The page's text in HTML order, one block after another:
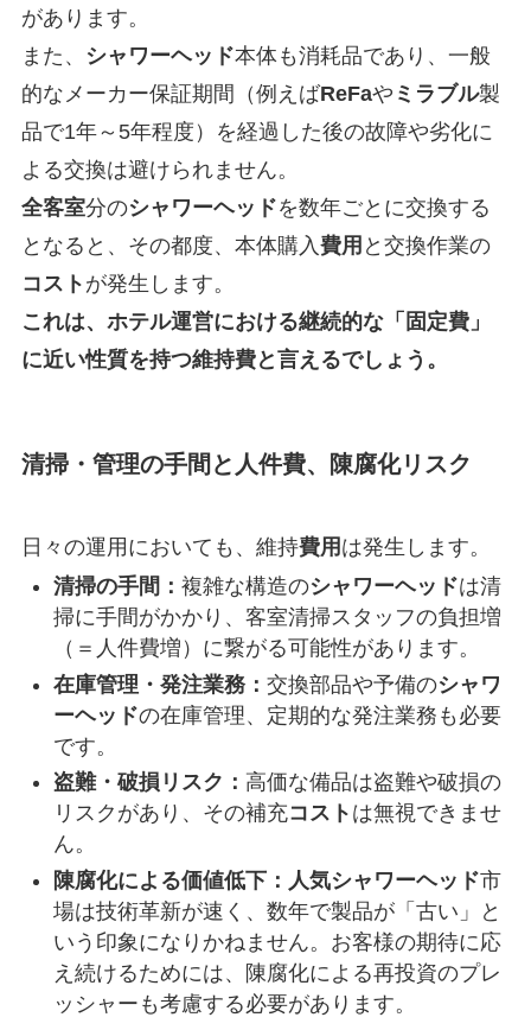
があります。
また、
シャワーヘッド本体も消耗品であり、一般
的なメーカー保証期間（例えばReFaや ミラブル製
品で1年～5年程度）を経過した後の故障や劣化に
よる交換は避けられません。
全客室分のシャワーヘッドを数年ごとに交換する
となると、その都度、本体購入費用 と交換作業の
コスト が発生します。
これは、ホテル運営における継続的な「固定費」
に近い性質を持つ維持費と言えるでしょう。
清掃・管理の手間と人件費、陳腐化リスク
日々の運用においても、維持費用 は発生します。
清掃の手間： 複雑な構造のシャワーヘッドは清
掃に手間がかかり、客室清掃スタッフの負担増
（＝人件費増）に繋がる可能性があります。
在庫管理・発注業務： 交換部品や予備のシャワ
ーヘッドの在庫管理、定期的な発注業務も必要
です。
盗難・破損リスク： 高価な備品は盗難や破損の
リスクがあり、その補充コスト は無視できませ
ん。
陳腐化による価値低下： 人気シャワーヘッド市
場は技術革新が速く、数年で製品が「古い」と
いう印象になりかねません。お客様の期待に応
え続けるためには、陳腐化による再投資のプレ
ッシャーも考慮する必要があります。